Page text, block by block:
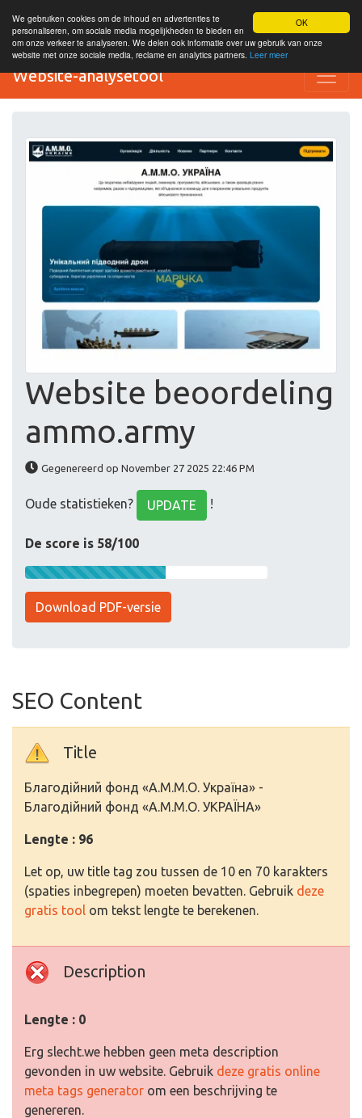
OK
We gebruiken cookies om de inhoud en advertenties te
personaliseren, om sociale media mogelijkheden te bieden en
om onze verkeer te analyseren. We delen ook informatie over uw gebruik van onze
website met onze sociale media, reclame en analytics partners. Leer meer
Website-analysetool
Website beoordeling
ammo.army
Gegenereerd op November 27 2025 22:46 PM
Oude statistieken? UPDATE !
De score is 58/100
Download PDF-versie
SEO Content
Title
Благодійний фонд «А.М.М.О. Україна» -
Благодійний фонд «А.М.М.О. УКРАЇНА»
Lengte : 96
Let op, uw title tag zou tussen de 10 en 70 karakters
(spaties inbegrepen) moeten bevatten. Gebruik deze
gratis tool om tekst lengte te berekenen.
Description
Lengte : 0
Erg slecht.we hebben geen meta description
gevonden in uw website. Gebruik deze gratis online
meta tags generator om een beschrijving te
genereren.